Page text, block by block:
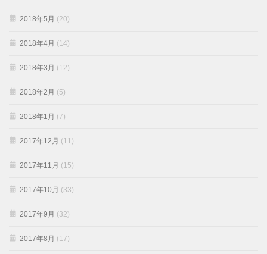
2018年5月 (20)
2018年4月 (14)
2018年3月 (12)
2018年2月 (5)
2018年1月 (7)
2017年12月 (11)
2017年11月 (15)
2017年10月 (33)
2017年9月 (32)
2017年8月 (17)